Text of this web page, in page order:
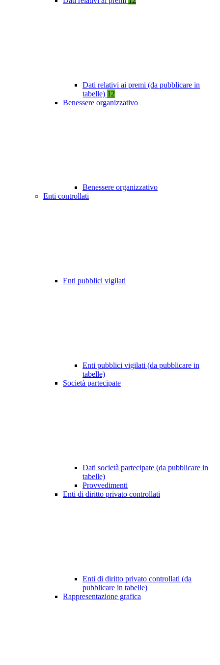
Dati relativi ai premi (da pubblicare in
tabelle) 12
Benessere organizzativo
Benessere organizzativo
Enti controllati
Enti pubblici vigilati
Enti pubblici vigilati (da pubblicare in
tabelle)
Società partecipate
Dati società partecipate (da pubblicare in
tabelle)
Provvedimenti
Enti di diritto privato controllati
Enti di diritto privato controllati (da
pubblicare in tabelle)
Rappresentazione grafica